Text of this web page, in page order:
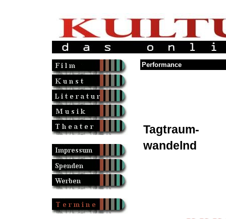
Performance
Tagtraum-
wandelnd